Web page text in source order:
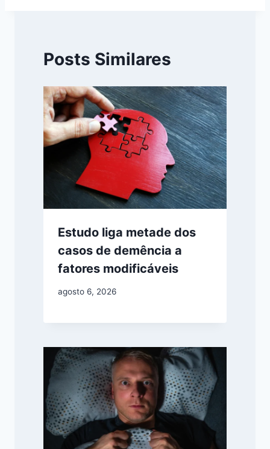
Posts Similares
Estudo liga metade dos
casos de demência a
fatores modificáveis
agosto 6, 2026